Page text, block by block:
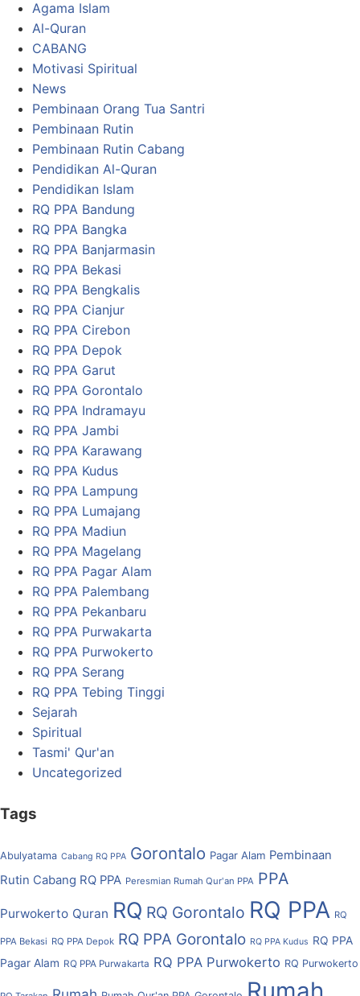
Agama Islam
Al-Quran
CABANG
Motivasi Spiritual
News
Pembinaan Orang Tua Santri
Pembinaan Rutin
Pembinaan Rutin Cabang
Pendidikan Al-Quran
Pendidikan Islam
RQ PPA Bandung
RQ PPA Bangka
RQ PPA Banjarmasin
RQ PPA Bekasi
RQ PPA Bengkalis
RQ PPA Cianjur
RQ PPA Cirebon
RQ PPA Depok
RQ PPA Garut
RQ PPA Gorontalo
RQ PPA Indramayu
RQ PPA Jambi
RQ PPA Karawang
RQ PPA Kudus
RQ PPA Lampung
RQ PPA Lumajang
RQ PPA Madiun
RQ PPA Magelang
RQ PPA Pagar Alam
RQ PPA Palembang
RQ PPA Pekanbaru
RQ PPA Purwakarta
RQ PPA Purwokerto
RQ PPA Serang
RQ PPA Tebing Tinggi
Sejarah
Spiritual
Tasmi' Qur'an
Uncategorized
Tags
Abulyatama Cabang RQ PPA Gorontalo Pagar Alam Pembinaan
Rutin Cabang RQ PPA Peresmian Rumah Qur'an PPA PPA
Purwokerto Quran RQ RQ Gorontalo RQ PPA RQ
PPA Bekasi RQ PPA Depok RQ PPA Gorontalo RQ PPA Kudus RQ PPA
Pagar Alam RQ PPA Purwakarta RQ PPA Purwokerto RQ Purwokerto